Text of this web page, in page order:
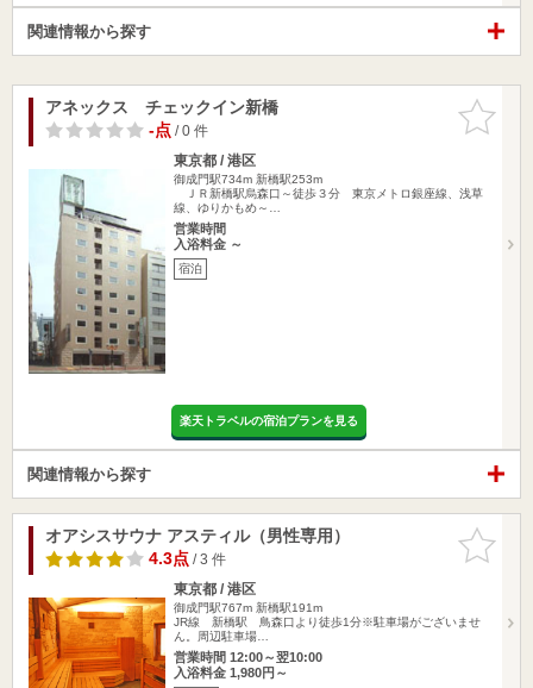
関連情報から探す
お気に入
りに追加
アネックス チェックイン新橋
-点/ 0 件
東京都 / 港区
御成門駅734m 新橋駅253m
ＪＲ新橋駅烏森口～徒歩３分 東京メトロ銀座線、浅草
線、ゆりかもめ～…
営業時間
入浴料金 ～
宿泊
楽天トラベルの宿泊プランを見る
関連情報から探す
お気に入
りに追加
オアシスサウナ アスティル（男性専用）
4.3点/ 3 件
東京都 / 港区
御成門駅767m 新橋駅191m
JR線 新橋駅 鳥森口より徒歩1分※駐車場がございませ
ん。周辺駐車場…
営業時間 12:00～翌10:00
入浴料金 1,980円～